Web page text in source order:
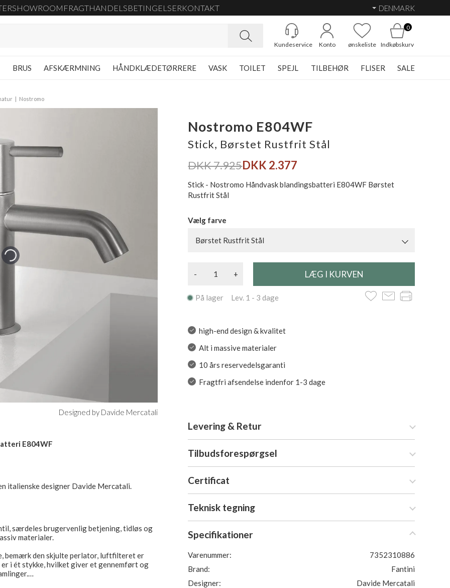
SHOWROOM FRAGTHANDELSBETINGELSERKONTAKT DENMARK
Kundeservice Konto ønskeliste
0
Indkøbskurv
BRUS AFSKÆRMNING HÅNDKLÆDETØRRERE VASK TOILET SPEJL TILBEHØR FLISER SALE
Nostromo
Designed by Davide Mercatali
E804WF
italienske designer Davide Mercatali.
særdeles brugervenlig betjening, tidløs og
materialer.
bemærk den skjulte perlator, luftfilteret er
i ét stykke, hvilket giver et gennemført og
Nostromo E804WF
Stick, Børstet Rustfrit Stål
DKK 7.925DKK 2.377
Stick - Nostromo Håndvask blandingsbatteri E804WF Børstet
Rustfrit Stål
Vælg farve
Børstet Rustfrit Stål
- +
På lager Lev. 1 - 3 dage
high-end design & kvalitet
Alt i massive materialer
10 års reservedelsgaranti
Fragtfri afsendelse indenfor 1-3 dage
Levering & Retur
Tilbudsforespørgsel
Certificat
Teknisk tegning
Specifikationer
Varenummer:
7352310886
Brand:
Fantini
Designer:
Davide Mercatali